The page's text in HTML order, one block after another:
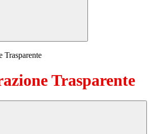
Trasparente
Trasparente